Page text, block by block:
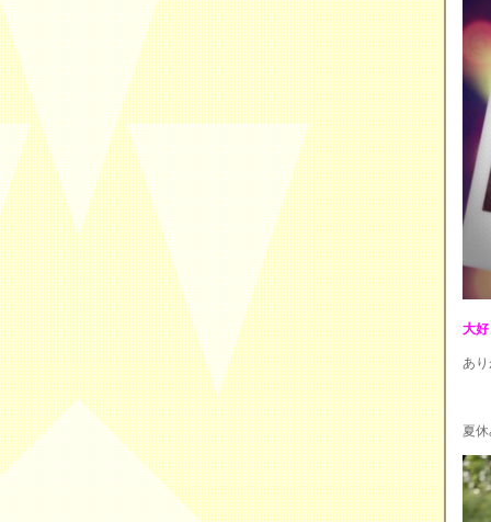
大
あ
夏